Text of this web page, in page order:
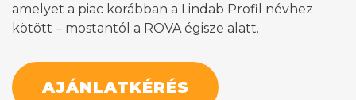
amelyet a piac korábban a Lindab Profil névhez
kötött – mostantól a ROVA égisze alatt.
AJÁNLATKÉRÉS